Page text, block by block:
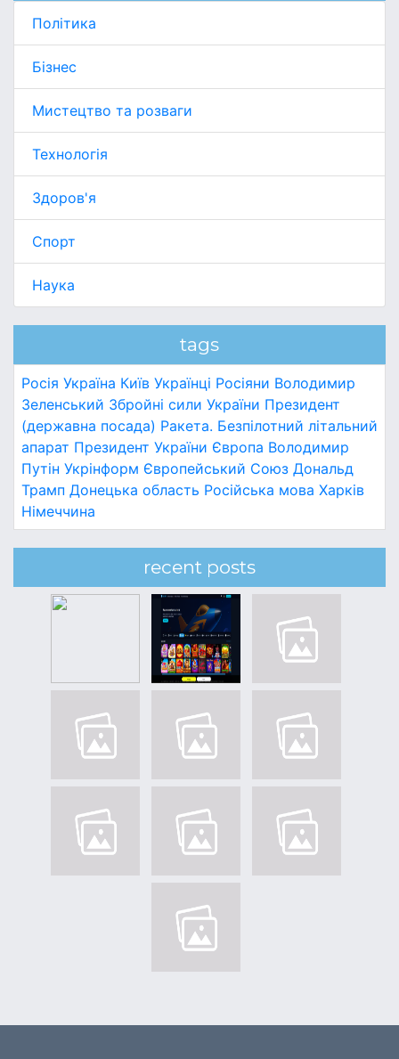
Політика
Бізнес
Мистецтво та розваги
Технологія
Здоров'я
Спорт
Наука
tags
Росія Україна Київ Українці Росіяни Володимир
Зеленський Збройні сили України Президент
(державна посада) Ракета. Безпілотний літальний
апарат Президент України Європа Володимир
Путін Укрінформ Європейський Союз Дональд
Трамп Донецька область Російська мова Харків
Німеччина
recent posts